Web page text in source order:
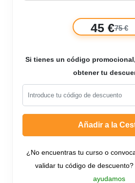
45 €75 €
Si tienes un código
obtener tu
Añadir a la
¿No encuentras tu curso o
validar tu código de descuento?
ayudamos